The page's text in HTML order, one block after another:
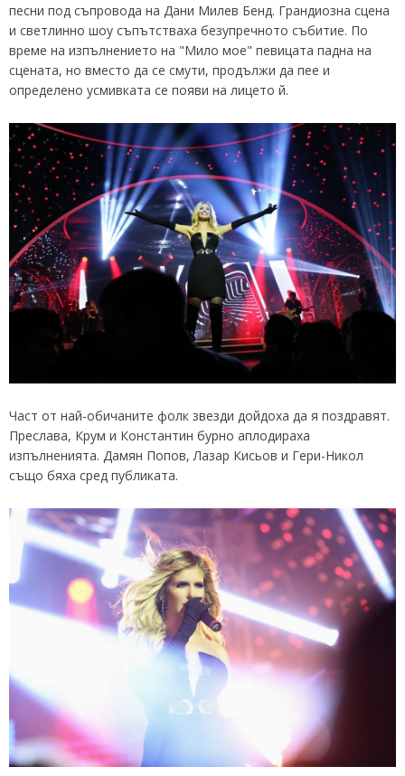
песни под съпровода на Дани Милев Бенд. Грандиозна сцена
и светлинно шоу съпътстваха безупречното събитие. По
време на изпълнението на "Мило мое" певицата падна на
сцената, но вместо да се смути, продължи да пее и
определено усмивката се появи на лицето й.
Част от най-обичаните фолк звезди дойдоха да я поздравят.
Преслава, Крум и Константин бурно аплодираха
изпълненията. Дамян Попов, Лазар Кисьов и Гери-Никол
също бяха сред публиката.